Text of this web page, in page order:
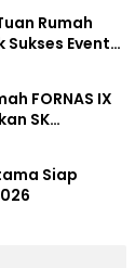
Rumah
Sukses Event
FORNAS IX
SK
Siap